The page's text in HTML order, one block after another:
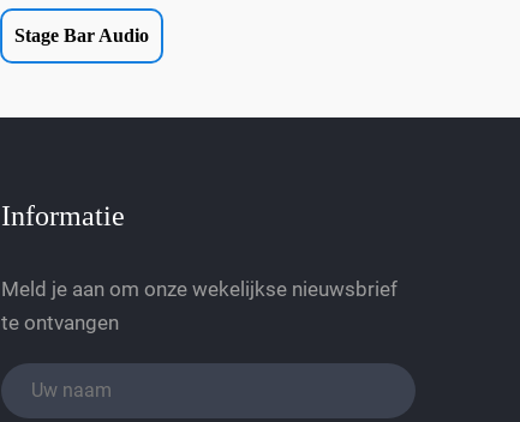
Stage Bar Audio
Informatie
Meld je aan om onze wekelijkse nieuwsbrief
te ontvangen